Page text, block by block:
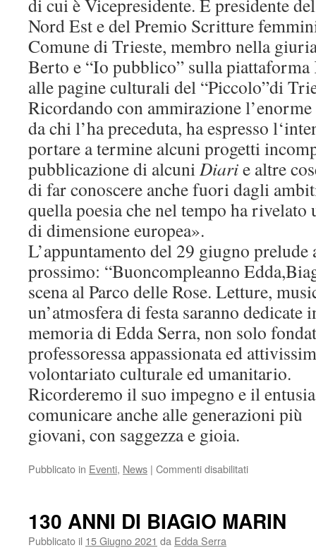
di cui è Vicepresidente. È presidente
Nord Est e del Premio Scritture
Comune di Trieste, membro nella
Berto e “Io pubblico” sulla
alle pagine culturali del “Piccolo”di
Ricordando con ammirazione
da chi l’ha preceduta, ha espresso
portare a termine alcuni progetti
pubblicazione di alcuniDiarie altre
di far conoscere anche fuori dagli
quella poesia che nel tempo ha rivelato
di dimensione europea».
L’appuntamento del 29 giugno
prossimo: “Buoncompleanno
scena al Parco delle Rose. Letture,
un’atmosfera di festa saranno dedicate
memoria di Edda Serra, non solo
professoressa appassionata ed
volontariato culturale ed umanitario.
Ricorderemo il suo impegno e il
comunicare anche alle generazioni più
giovani, con saggezza e gioia.
Pubblicato in Eventi, News | Commenti disabilitatisu
BIAGIO
130 ANNI DI BIAGIO MARIN
Pubblicato il 15 Giugno 2021 da Edda Serra